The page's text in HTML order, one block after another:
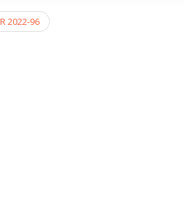
2022-96